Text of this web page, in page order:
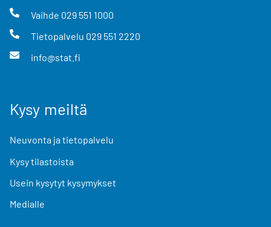
Vaihde 029 551 1000
Tietopalvelu 029 551 2220
info@stat.fi
Kysy meiltä
Neuvonta ja tietopalvelu
Kysy tilastoista
Usein kysytyt kysymykset
Medialle